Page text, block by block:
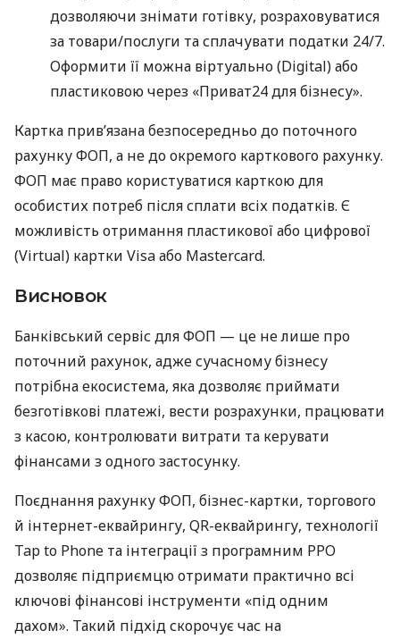
дозволяючи знімати готівку, розраховуватися
за товари/послуги та сплачувати податки 24/7.
Оформити її можна віртуально (Digital) або
пластиковою через «Приват24 для бізнесу».
Картка прив’язана безпосередньо до поточного
рахунку ФОП, а не до окремого карткового рахунку.
ФОП має право користуватися карткою для
особистих потреб після сплати всіх податків. Є
можливість отримання пластикової або цифрової
(Virtual) картки Visa або Mastercard.
Висновок
Банківський сервіс для ФОП — це не лише про
поточний рахунок, адже сучасному бізнесу
потрібна екосистема, яка дозволяє приймати
безготівкові платежі, вести розрахунки, працювати
з касою, контролювати витрати та керувати
фінансами з одного застосунку.
Поєднання рахунку ФОП, бізнес-картки, торгового
й інтернет-еквайрингу, QR-еквайрингу, технології
Tap to Phone та інтеграції з програмним РРО
дозволяє підприємцю отримати практично всі
ключові фінансові інструменти «під одним
дахом». Такий підхід скорочує час на